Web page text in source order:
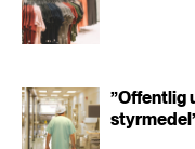
”Offentlig